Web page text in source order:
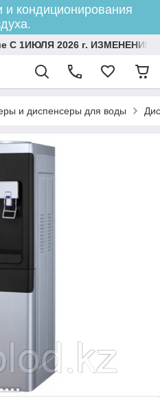
кондиционирования
С 1ИЮЛЯ 2026 г.
и диспенсеры для воды